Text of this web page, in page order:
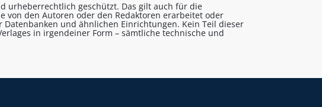
urheberrechtlich geschützt. Das gilt auch für die
von den Autoren oder den Redaktoren erarbeitet oder
und ähnlichen Einrichtungen. Kein Teil dieser
in irgendeiner Form – sämtliche technische und